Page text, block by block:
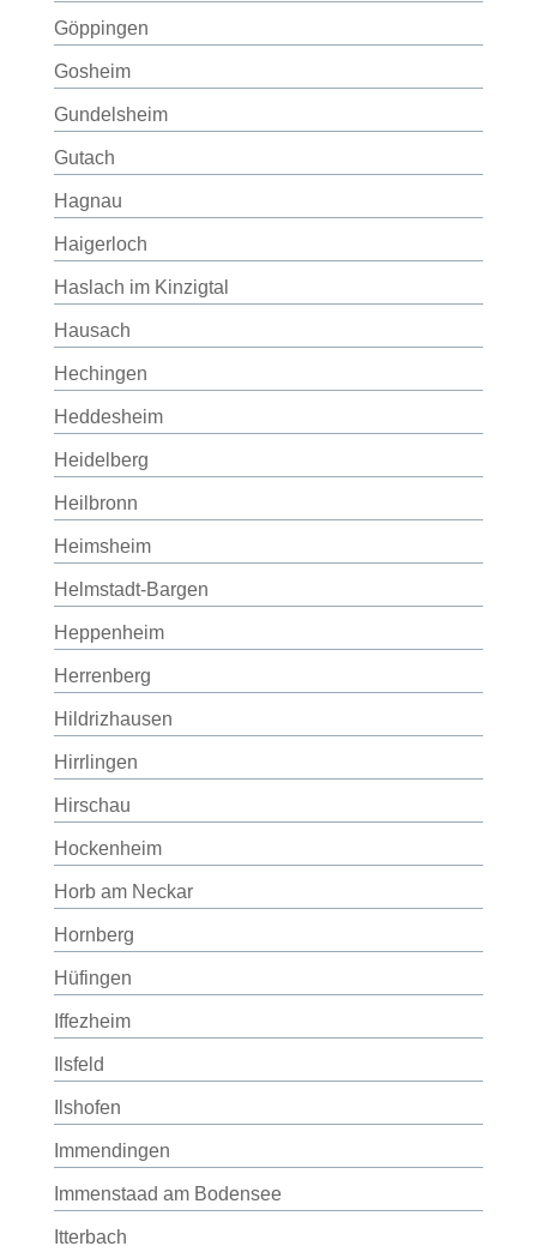
Göppingen
Gosheim
Gundelsheim
Gutach
Hagnau
Haigerloch
Haslach im Kinzigtal
Hausach
Hechingen
Heddesheim
Heidelberg
Heilbronn
Heimsheim
Helmstadt-Bargen
Heppenheim
Herrenberg
Hildrizhausen
Hirrlingen
Hirschau
Hockenheim
Horb am Neckar
Hornberg
Hüfingen
Iffezheim
Ilsfeld
Ilshofen
Immendingen
Immenstaad am Bodensee
Itterbach